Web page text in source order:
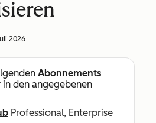
2026
Abonnements
den angegebenen
Professional, Enterprise